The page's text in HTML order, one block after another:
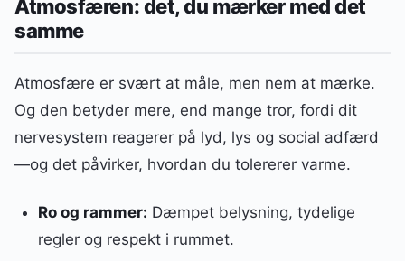
Atmosfæren: det, du mærker med det
samme
Atmosfære er svært at måle, men nem at mærke.
Og den betyder mere, end mange tror, fordi dit
nervesystem reagerer på lyd, lys og social adfærd
—og det påvirker, hvordan du tolererer varme.
Ro og rammer: Dæmpet belysning, tydelige
regler og respekt i rummet.